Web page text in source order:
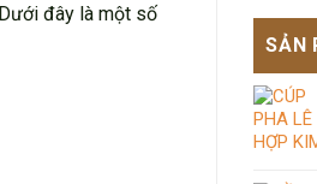
SẢN
đây là một số